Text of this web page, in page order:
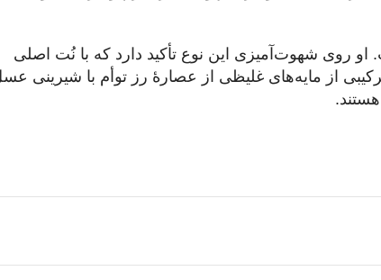
روی شهوت‌آمیزی این نوع تأکید دارد که با نُت اصلی
از مایه‌های غلیظی از عصارهٔ رز توأم با شیرینی